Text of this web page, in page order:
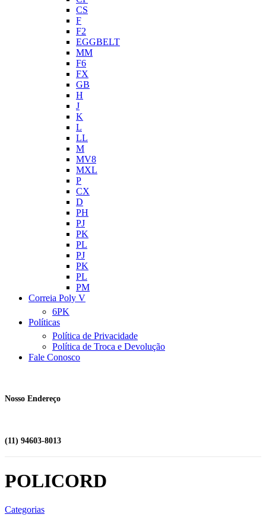
CS
F
F2
EGGBELT
MM
F6
FX
GB
H
J
K
L
LL
M
MV8
MXL
P
CX
D
PH
PJ
PK
PL
PJ
PK
PL
PM
Correia Poly V
6PK
Políticas
Política de Privacidade
Política de Troca e Devolução
Fale Conosco
Nosso Endereço
(11) 94603-8013
POLICORD
Categorias